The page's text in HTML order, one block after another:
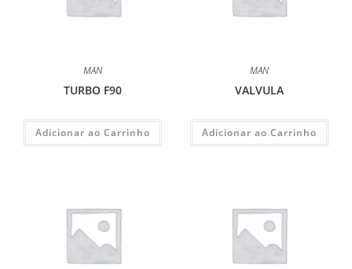
MAN
TURBO F90
Adicionar ao Carrinho
MAN
VALVULA
Adicionar ao Carrinho